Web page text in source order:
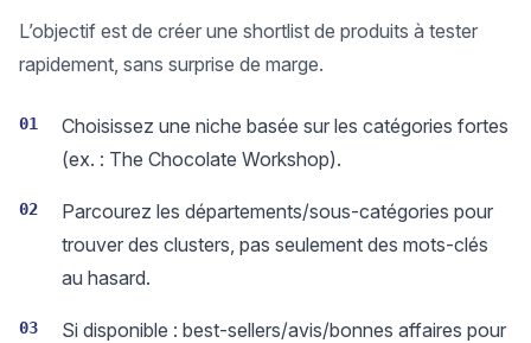
L’objectif est de créer une shortlist de produits à tester
rapidement, sans surprise de marge.
01
Choisissez une niche basée sur les catégories fortes
(ex. : The Chocolate Workshop).
02
Parcourez les départements/sous-catégories pour
trouver des clusters, pas seulement des mots-clés
au hasard.
03
Si disponible : best-sellers/avis/bonnes affaires pour